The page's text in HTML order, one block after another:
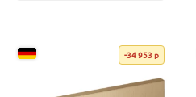
-34 953 р